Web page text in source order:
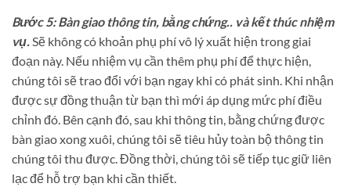
Bước 5: Bàn giao thông tin, bằng chứng.. và kết thúc nhiệm
vụ.Sẽ không có khoản phụ phí vô lý xuất hiện trong giai
đoạn này. Nếu nhiệm vụ cần thêm phụ phí để thực hiện,
chúng tôi sẽ trao đổi với bạn ngay khi có phát sinh. Khi nhận
được sự đồng thuận từ bạn thì mới áp dụng mức phí điều
chỉnh đó. Bên cạnh đó, sau khi thông tin, bằng chứng được
bàn giao xong xuôi, chúng tôi sẽ tiêu hủy toàn bộ thông tin
chúng tôi thu được. Đồng thời, chúng tôi sẽ tiếp tục giữ liên
lạc để hỗ trợ bạn khi cần thiết.